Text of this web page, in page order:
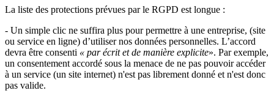
La liste des protections prévues par le RGPD est longue :
- Un simple clic ne suffira plus pour permettre à une entreprise, (site
ou service en ligne) d’utiliser nos données personnelles. L’accord
devra être consenti « par écrit et de manière explicite». Par exemple,
un consentement accordé sous la menace de ne pas pouvoir accéder
à un service (un site internet) n'est pas librement donné et n'est donc
pas valide.